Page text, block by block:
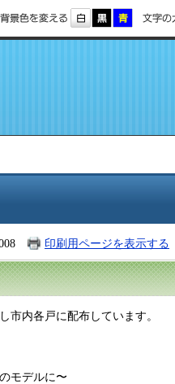
印刷用ページを表示する
市内各戸に配布しています。
モデルに〜